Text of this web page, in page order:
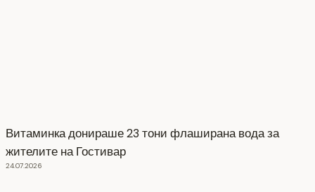
Витаминка донираше 23 тони флаширана вода за
жителите на Гостивар
24.07.2026